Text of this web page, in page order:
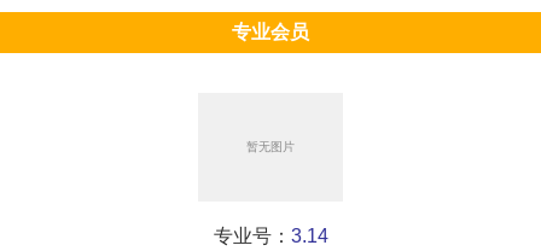
专业会员
专业号： 3.14